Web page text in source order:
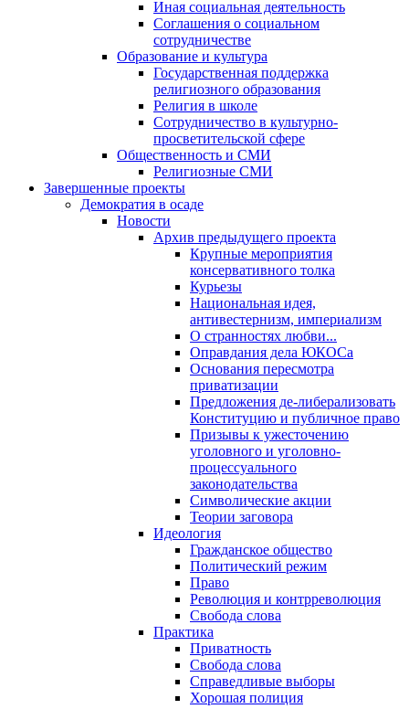
Иная социальная деятельность
Соглашения о социальном
сотрудничестве
Образование и культура
Государственная поддержка
религиозного образования
Религия в школе
Сотрудничество в культурно-
просветительской сфере
Общественность и СМИ
Религиозные СМИ
Завершенные проекты
Демократия в осаде
Новости
Архив предыдущего проекта
Крупные мероприятия
консервативного толка
Курьезы
Национальная идея,
антивестернизм, империализм
О странностях любви...
Оправдания дела ЮКОСа
Основания пересмотра
приватизации
Предложения де-либерализовать
Конституцию и публичное право
Призывы к ужесточению
уголовного и уголовно-
процессуального
законодательства
Символические акции
Теории заговора
Идеология
Гражданское общество
Политический режим
Право
Революция и контрреволюция
Свобода слова
Практика
Приватность
Свобода слова
Справедливые выборы
Хорошая полиция